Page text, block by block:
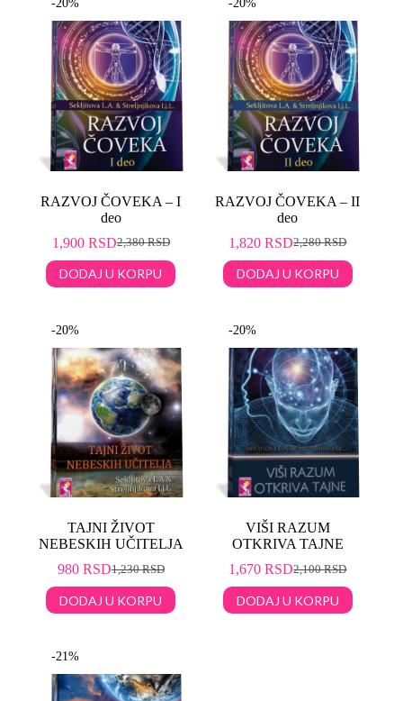
-20%
RAZVOJ ČOVEKA – I
deo
2,380RSD
1,900 RSD
DODAJ U KORPU
-20%
RAZVOJ ČOVEKA – II
deo
2,280RSD
1,820RSD
DODAJ U KORPU
-20%
TAJNI ŽIVOT
NEBESKIH UČITELJA
1,230RSD
980 RSD
DODAJ U KORPU
-20%
VIŠI RAZUM
OTKRIVA TAJNE
2,100RSD
1,670RSD
DODAJ U KORPU
-21%